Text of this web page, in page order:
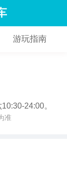
游玩指南
24:00。
准